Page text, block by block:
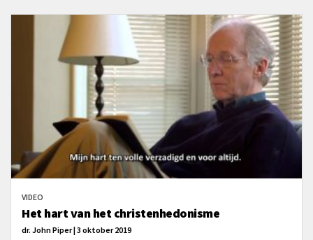
VIDEO
Het hart van het christenhedonisme
dr. John Piper | 3 oktober 2019